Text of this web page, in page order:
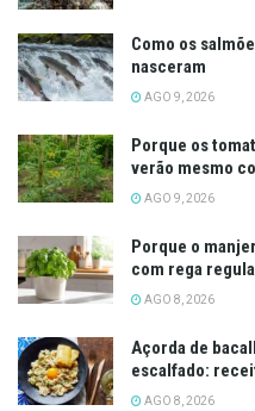
Como os
nasceram
AGO 9, 2026
Porque os
verão mesmo
AGO 9, 2026
Porque o
com rega
AGO 8, 2026
Açorda de
escalfado:
AGO 8, 2026